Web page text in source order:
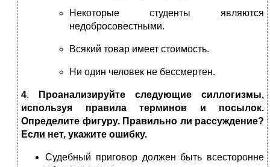
Некоторые студенты являются
недобросовестными.
Всякий товар имеет стоимость.
Ни один человек не бессмертен.
4.
Проанализируйте следующие силлогизмы,
используя правила терминов и посылок.
Определите фигуру. Правильно ли рассуждение?
Если нет, укажите ошибку.
Судебный приговор должен быть всесторонне